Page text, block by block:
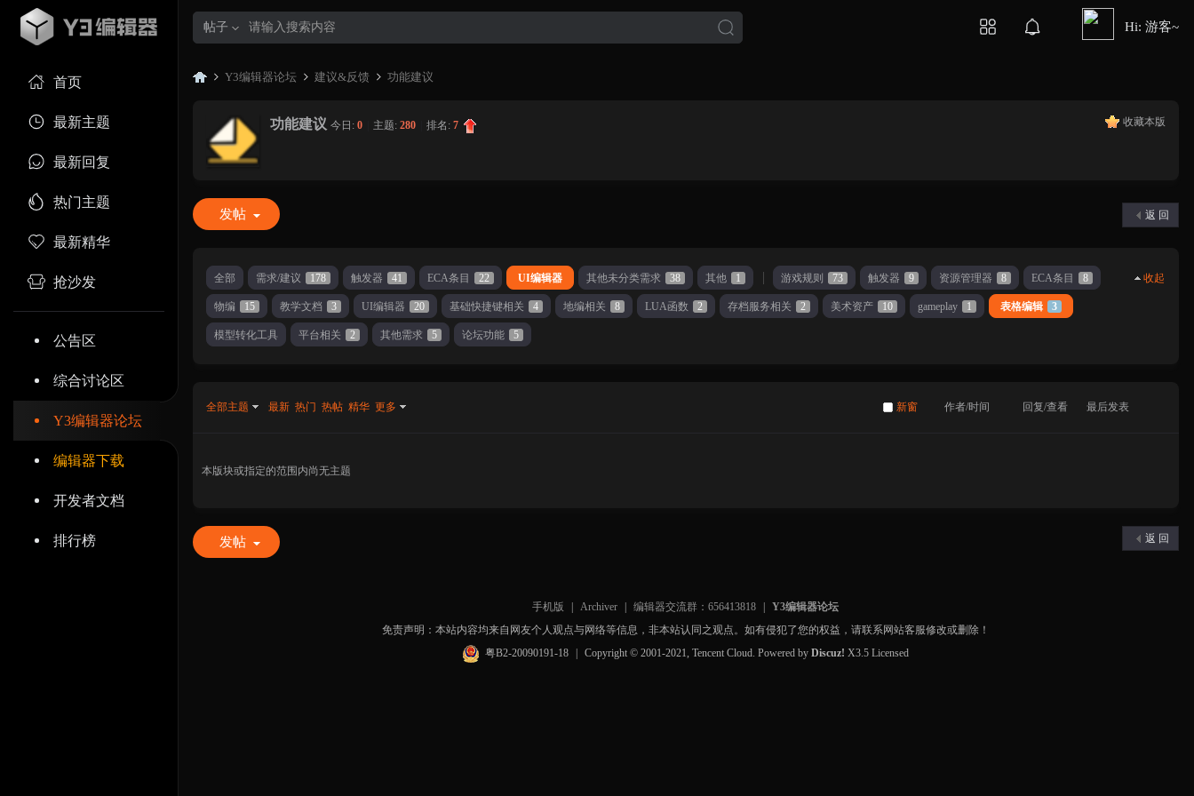
首页
最新主题
最新回复
热门主题
最新精华
抢沙发
公告区
综合讨论区
Y3编辑器论坛
编辑器下载
开发者文档
排行榜
帖子 Hi: 游客~
»
Y3编辑器论坛 建议&反馈 功能建议
收藏本版
功能建议 今日:0 主题:280 排名:7
返 回
发帖
收起
全部 需求/建议 178 触发器 41 ECA条目 22 UI编辑器 其他未分类需求 38 其他 1 游戏规则 73 触发器 9 资源管理器 8 ECA条目 8
物编 15 教学文档 3 UI编辑器 20 基础快捷键相关 4 地编相关 8 LUA函数 2 存档服务相关 2 美术资产 10 gameplay 1 表格编辑 3
模型转化工具 平台相关 2 其他需求 5 论坛功能 5
新窗
全部主题 最新 热门 热帖 精华 更多 作者/时间 回复/查看 最后发表
本版块或指定的范围内尚无主题
返 回
发帖
手机版 Archiver 编辑器交流群：656413818
Y3编辑器论坛
免责声明：本站内容均来自网友个人观点与网络等信息，非本站认同之观点。如有侵犯了您的权益，请联系网站客服修改或删除！
粤B2-20090191-18
Copyright © 2001-2021, Tencent Cloud. Powered byDiscuz! X3.5 Licensed